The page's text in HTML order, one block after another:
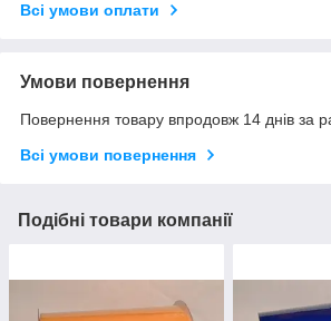
Всі умови оплати
Умови повернення
Повернення товару впродовж 14 днів за
Всі умови повернення
Подібні товари компанії